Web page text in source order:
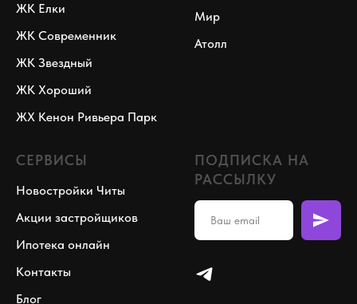
ЖК Елки
ЖК Современник
ЖК Звездный
ЖК Хороший
ЖХ Кенон Ривьера Парк
Мир
Атолл
СЕРВИСЫ
Новостройки Читы
Акции застройщиков
Ипотека онлайн
Контакты
Блог
ПОДПИСКА НА
РАССЫЛКУ